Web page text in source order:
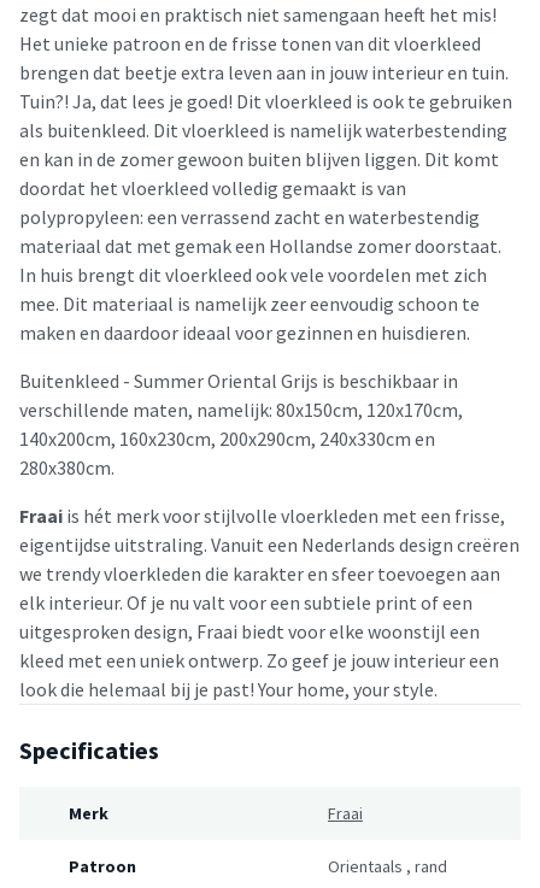
zegt dat mooi en praktisch niet samengaan heeft het mis!
Het unieke patroon en de frisse tonen van dit vloerkleed
brengen dat beetje extra leven aan in jouw interieur en tuin.
Tuin?! Ja, dat lees je goed! Dit vloerkleed is ook te gebruiken
als buitenkleed. Dit vloerkleed is namelijk waterbestending
en kan in de zomer gewoon buiten blijven liggen. Dit komt
doordat het vloerkleed volledig gemaakt is van
polypropyleen: een verrassend zacht en waterbestendig
materiaal dat met gemak een Hollandse zomer doorstaat.
In huis brengt dit vloerkleed ook vele voordelen met zich
mee. Dit materiaal is namelijk zeer eenvoudig schoon te
maken en daardoor ideaal voor gezinnen en huisdieren.
Buitenkleed - Summer Oriental Grijs is beschikbaar in
verschillende maten, namelijk: 80x150cm, 120x170cm,
140x200cm, 160x230cm, 200x290cm, 240x330cm en
280x380cm.
Fraai is hét merk voor stijlvolle vloerkleden met een frisse,
eigentijdse uitstraling. Vanuit een Nederlands design creëren
we trendy vloerkleden die karakter en sfeer toevoegen aan
elk interieur. Of je nu valt voor een subtiele print of een
uitgesproken design, Fraai biedt voor elke woonstijl een
kleed met een uniek ontwerp. Zo geef je jouw interieur een
look die helemaal bij je past! Your home, your style.
Specificaties
Merk Fraai
Patroon Orientaals , rand